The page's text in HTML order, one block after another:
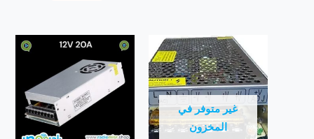
غير متوفر في
المخزون